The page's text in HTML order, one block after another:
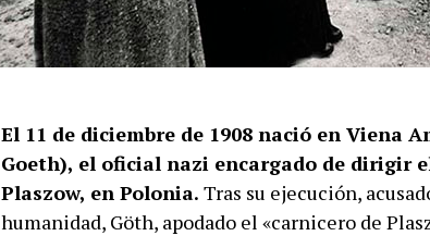
El 11 de diciembre de 1908 nació en Viena
Goeth), el oficial nazi encargado de dirigir
Plaszow, en Polonia. Tras su ejecución,
humanidad, Göth, apodado el «carnicero de